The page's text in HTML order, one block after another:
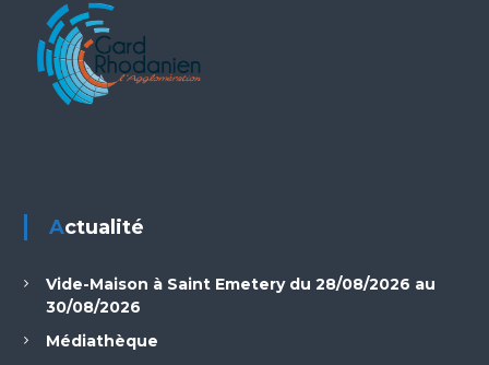
Actualité
Vide-Maison à Saint Emetery du 28/08/2026 au
30/08/2026
Médiathèque